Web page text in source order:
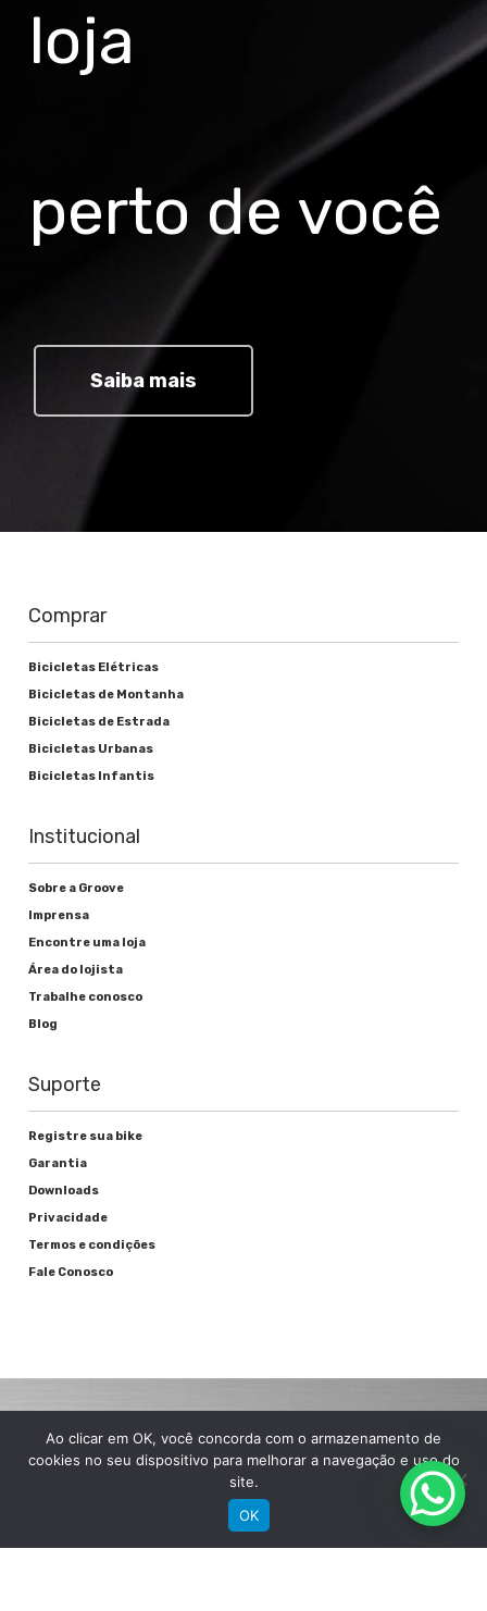
loja
perto de você
Saiba mais
Comprar
Bicicletas Elétricas
Bicicletas de Montanha
Bicicletas de Estrada
Bicicletas Urbanas
Bicicletas Infantis
Institucional
Sobre a Groove
Imprensa
Encontre uma loja
Área do lojista
Trabalhe conosco
Blog
Suporte
Registre sua bike
Garantia
Downloads
Privacidade
Termos e condições
Fale Conosco
RECEBA NOSSAS NOVIDADES POR E-MAIL
Ao clicar em OK, você concorda com o armazenamento de
cookies no seu dispositivo para melhorar a navegação e uso do
site.
OK